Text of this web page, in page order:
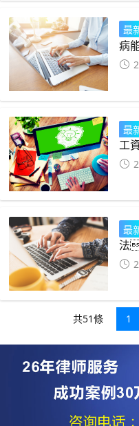
最
病
最
工
最
法
報
共51條 1